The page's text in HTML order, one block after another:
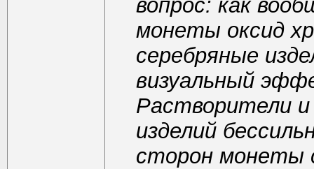
вопрос: как
монеты оксид
серебряные
визуальный
Растворители
изделий
сторон монеты